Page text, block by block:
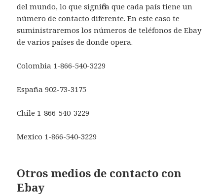
del mundo, lo que significa que cada país tiene un
número de contacto diferente. En este caso te
suministraremos los números de teléfonos de Ebay
de varios países de donde opera.
Colombia 1-866-540-3229
España 902-73-3175
Chile 1-866-540-3229
Mexico 1-866-540-3229
Otros medios de contacto con
Ebay